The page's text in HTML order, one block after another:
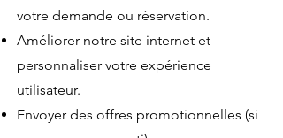
votre demande ou réservation.
Améliorer notre site internet et
personnaliser votre expérience
utilisateur.
Envoyer des offres promotionnelles (si